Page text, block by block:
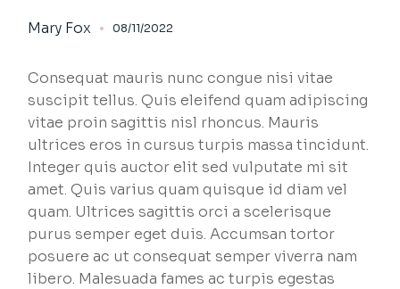
Mary Fox 08/11/2022
Consequat mauris nunc congue nisi vitae
suscipit tellus. Quis eleifend quam adipiscing
vitae proin sagittis nisl rhoncus. Mauris
ultrices eros in cursus turpis massa tincidunt.
Integer quis auctor elit sed vulputate mi sit
amet. Quis varius quam quisque id diam vel
quam. Ultrices sagittis orci a scelerisque
purus semper eget duis. Accumsan tortor
posuere ac ut consequat semper viverra nam
libero. Malesuada fames ac turpis egestas